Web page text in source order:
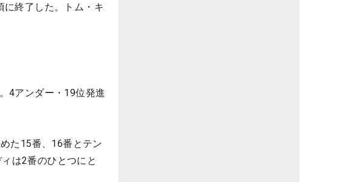
終了した。トム・キ
4アンダー・19位発進
た15番、16番とテン
は2番のひとつにと